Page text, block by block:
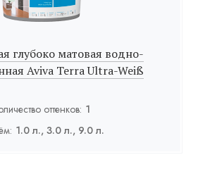
глубоко матовая водно-
Aviva Terra Ultra-Weiß
оттенков: 1
1.0 л., 3.0 л., 9.0 л.